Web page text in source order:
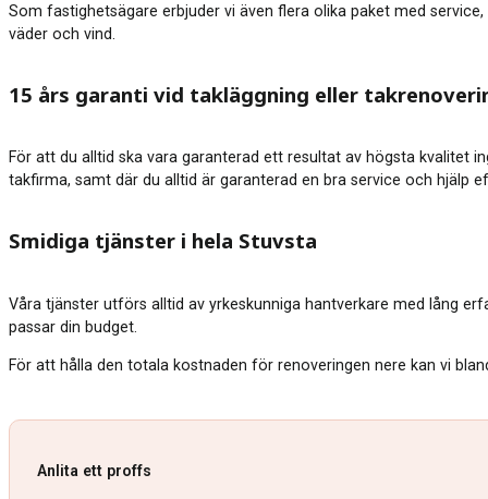
Som fastighetsägare erbjuder vi även flera olika paket med
väder och vind.
15 års garanti vid takläggning eller
För att du alltid ska vara garanterad ett resultat av högsta kvalitet
takfirma, samt där du alltid är garanterad en bra service och hjälp
Smidiga tjänster i hela Stuvsta
Våra tjänster utförs alltid av yrkeskunniga hantverkare med lång
passar din budget.
För att hålla den totala kostnaden för renoveringen nere kan vi
Anlita ett proffs